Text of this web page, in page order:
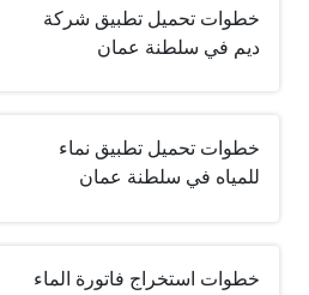
خطوات تحميل تطبيق شركة
ديم في سلطنة عمان
خطوات تحميل تطبيق نماء
للمياه في سلطنة عمان
خطوات استخراج فاتورة الماء